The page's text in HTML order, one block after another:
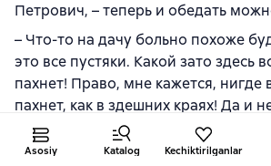
Asosiy Katalog Kechiktirilganlar
Петрович, – теперь и обедать
– Что-то на дачу больно похоже
это все пустяки. Какой зато здесь
пахнет! Право, мне кажется, нигде
пахнет, как в здешних краях! Да и
Аркадий вдруг остановился,
взгляд назад и умолк.